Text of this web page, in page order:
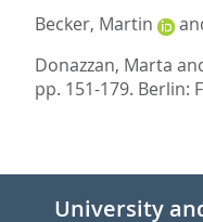
Becker, Martin
Donazzan, Marta
pp. 151-179. Berlin:
University